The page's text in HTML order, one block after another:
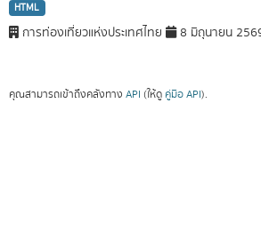
HTML
การท่องเที่ยวแห่งประเทศไทย 8 มิถุนายน
คุณสามารถเข้าถึงคลังทาง API (ให้ดู คู่มือ API).